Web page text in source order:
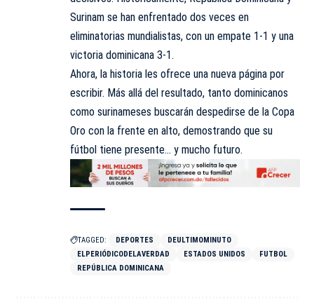
Surinam se han enfrentado dos veces en
eliminatorias mundialistas, con un empate 1-1 y una
victoria dominicana 3-1.
Ahora, la historia les ofrece una nueva página por
escribir. Más allá del resultado, tanto dominicanos
como surinameses buscarán despedirse de la Copa
Oro con la frente en alto, demostrando que su
fútbol tiene presente… y mucho futuro.
TAGGED: DEPORTES
DEULTIMOMINUTO
ELPERIÓDICODELAVERDAD
ESTADOS UNIDOS
FUTBOL
REPÚBLICA DOMINICANA